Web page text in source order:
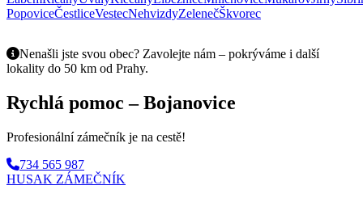
PopoviceČestliceVestecNehvizdyZelenečŠkvorec
Nenašli jste svou obec? Zavolejte nám – pokrýváme i další
lokality do 50 km od Prahy.
Rychlá pomoc – Bojanovice
Profesionální zámečník je na cestě!
734 565 987
HUSAK ZÁMEČNÍK